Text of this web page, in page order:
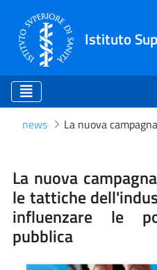
Istituto
news
La nuova
La nuova
le tattiche
influenzare le
pubblica